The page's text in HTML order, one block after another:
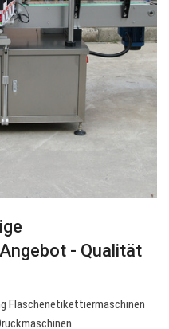
- Qualität
Flaschenetikettiermaschinen